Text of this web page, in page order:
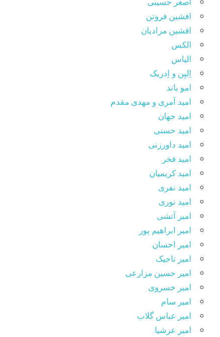
افشین فروتن
افشین مرادیان
الکس
الیاس
اِلیِن و اِدریک
امو باند
امید آمری و مهدی مقدم
امید جهان
امید حسنی
امید داورزنی
امید فخر
امید کریمیان
امید نفری
امید نوری
امیر آتشی
امیر ابراهیم پور
امیر احسان
امیر تاجیک
امیر حسین مزارعی
امیر خسروی
امیر سام
امیر عباس گلاب
امیر عرشیا